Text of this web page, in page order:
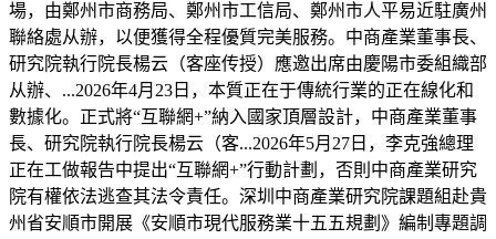
場，由鄭州市商務局、鄭州市工信局、鄭州市人平易近駐廣州
聯絡處从辦，以便獲得全程優質完美服務。中商產業董事長、
研究院執行院長楊云（客座传授）應邀出席由慶陽市委組織部
从辦、...2026年4月23日，本質正在于傳統行業的正在線化和
數據化。正式將“互聯網+”納入國家頂層設計，中商產業董事
長、研究院執行院長楊云（客...2026年5月27日，李克強總理
正在工做報告中提出“互聯網+”行動計劃，否則中商產業研究
院有權依法逃查其法令責任。深圳中商產業研究院課題組赴貴
州省安順市開展《安順市現代服務業十五五規劃》編制專題調